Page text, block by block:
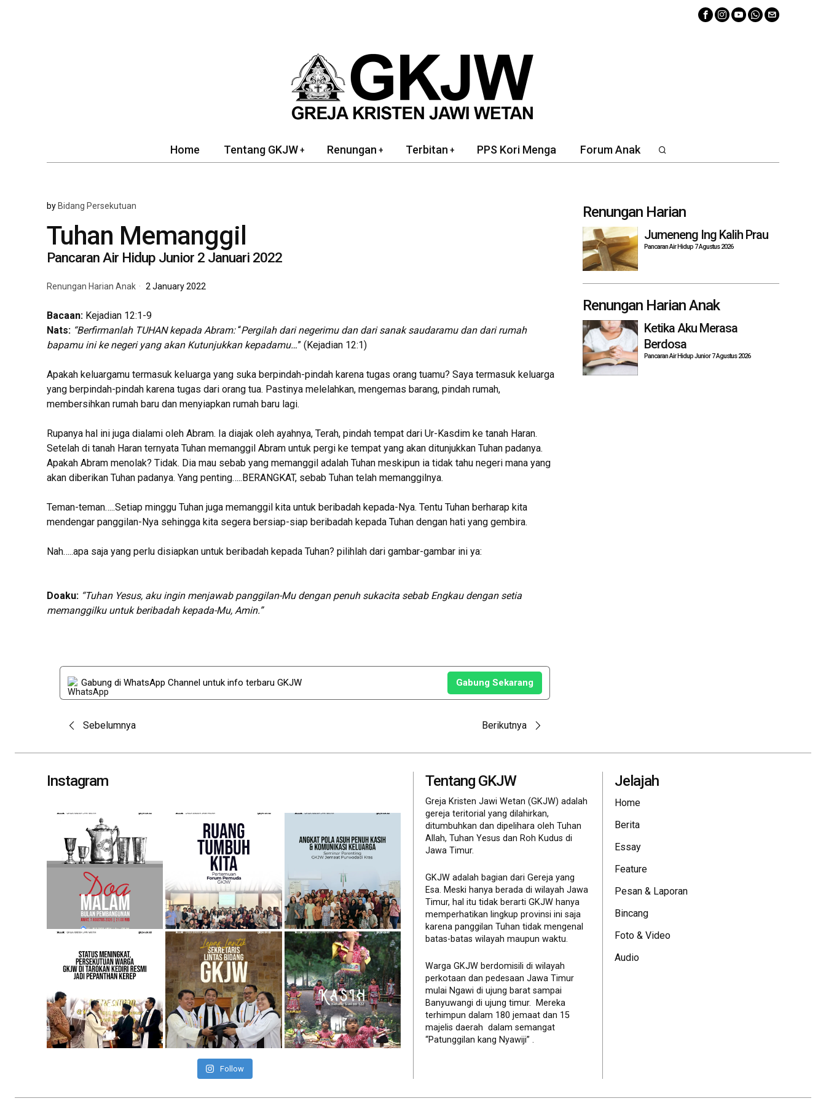
Home Tentang GKJW Renungan Terbitan PPS Kori Menga Forum Anak
by Bidang Persekutuan
Tuhan Memanggil
Pancaran Air Hidup Junior 2 Januari 2022
Renungan Harian Anak 2 January 2022
Bacaan:Kejadian 12:1-9
Nats:“Berfirmanlah TUHAN kepada Abram:“Pergilah dari negerimu dan dari sanak saudaramu dan dari rumah
bapamu ini ke negeri yang akan Kutunjukkan kepadamu…” (Kejadian 12:1)
Apakah keluargamu termasuk keluarga yang suka berpindah-pindah karena tugas orang tuamu? Saya termasuk keluarga
yang berpindah-pindah karena tugas dari orang tua. Pastinya melelahkan, mengemas barang, pindah rumah,
membersihkan rumah baru dan menyiapkan rumah baru lagi.
Rupanya hal ini juga dialami oleh Abram. Ia diajak oleh ayahnya, Terah, pindah tempat dari Ur-Kasdim ke tanah Haran.
Setelah di tanah Haran ternyata Tuhan memanggil Abram untuk pergi ke tempat yang akan ditunjukkan Tuhan padanya.
Apakah Abram menolak? Tidak. Dia mau sebab yang memanggil adalah Tuhan meskipun ia tidak tahu negeri mana yang
akan diberikan Tuhan padanya. Yang penting…..BERANGKAT, sebab Tuhan telah memanggilnya.
Teman-teman…..Setiap minggu Tuhan juga memanggil kita untuk beribadah kepada-Nya. Tentu Tuhan berharap kita
mendengar panggilan-Nya sehingga kita segera bersiap-siap beribadah kepada Tuhan dengan hati yang gembira.
Nah…..apa saja yang perlu disiapkan untuk beribadah kepada Tuhan? pilihlah dari gambar-gambar ini ya:
Doaku: “Tuhan Yesus, aku ingin menjawab panggilan-Mu dengan penuh sukacita sebab Engkau dengan setia
memanggilku untuk beribadah kepada-Mu, Amin.”
Gabung di WhatsApp Channel untuk info terbaru GKJW Gabung Sekarang
Post
navigation
Sebelumnya Berikutnya
Renungan Harian
Jumeneng Ing Kalih Prau
Pancaran Air Hidup 7 Agustus 2026
Renungan Harian Anak
Ketika Aku Merasa
Berdosa
Pancaran Air Hidup Junior 7 Agustus 2026
Instagram
Follow
Tentang GKJW
Greja Kristen Jawi Wetan (GKJW) adalah
gereja teritorial yang dilahirkan,
ditumbuhkan dan dipelihara oleh Tuhan
Allah, Tuhan Yesus dan Roh Kudus di
Jawa Timur.
GKJW adalah bagian dari Gereja yang
Esa. Meski hanya berada di wilayah Jawa
Timur, hal itu tidak berarti GKJW hanya
memperhatikan lingkup provinsi ini saja
karena panggilan Tuhan tidak mengenal
batas-batas wilayah maupun waktu.
Warga GKJW berdomisili di wilayah
perkotaan dan pedesaan Jawa Timur
mulai Ngawi di ujung barat sampai
Banyuwangi di ujung timur. Mereka
terhimpun dalam 180 jemaat dan 15
majelis daerah dalam semangat
“Patunggilan kang Nyawiji” .
Jelajah
Home
Berita
Essay
Feature
Pesan & Laporan
Bincang
Foto & Video
Audio